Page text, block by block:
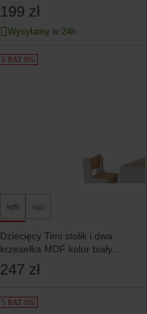
199 zł
Wysyłamy w 24h
5 RAT 0%
Dziecięcy Timi stolik i dwa
krzesełka MDF kolor biały
/dąb craft złoty
247 zł
5 RAT 0%